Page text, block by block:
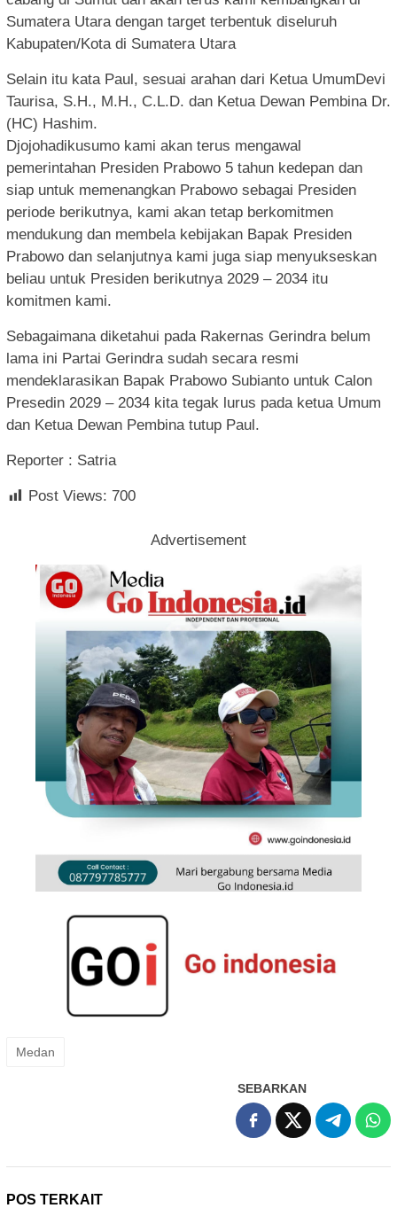
Sumatera Utara dengan target terbentuk diseluruh
Kabupaten/Kota di Sumatera Utara
Selain itu kata Paul, sesuai arahan dari Ketua UmumDevi
Taurisa, S.H., M.H., C.L.D. dan Ketua Dewan Pembina Dr.
(HC) Hashim.
Djojohadikusumo kami akan terus mengawal
pemerintahan Presiden Prabowo 5 tahun kedepan dan
siap untuk memenangkan Prabowo sebagai Presiden
periode berikutnya, kami akan tetap berkomitmen
mendukung dan membela kebijakan Bapak Presiden
Prabowo dan selanjutnya kami juga siap menyukseskan
beliau untuk Presiden berikutnya 2029 – 2034 itu
komitmen kami.
Sebagaimana diketahui pada Rakernas Gerindra belum
lama ini Partai Gerindra sudah secara resmi
mendeklarasikan Bapak Prabowo Subianto untuk Calon
Presedin 2029 – 2034 kita tegak lurus pada ketua Umum
dan Ketua Dewan Pembina tutup Paul.
Reporter : Satria
Post Views: 700
Advertisement
Medan
SEBARKAN
POS TERKAIT